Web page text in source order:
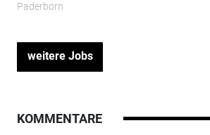
Paderborn
weitere Jobs
KOMMENTARE